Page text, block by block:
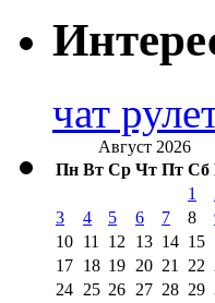
чат
Август 2026
Пн Вт Ср Чт Пт Сб
1
3
4 5 6 7 8
10 11 12 13 14 15
17 18 19 20 21 22
24 25 26 27 28 29